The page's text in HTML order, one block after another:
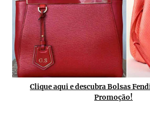
Clique aqui e descubra Bolsas
Promoção!